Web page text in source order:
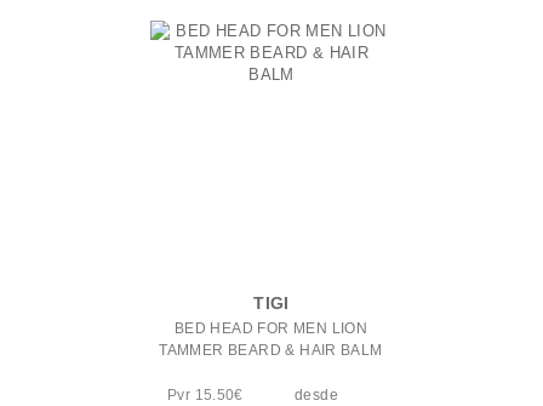
TIGI
BED HEAD FOR MEN LION
TAMMER BEARD & HAIR BALM
Pvr 15.50€ desde